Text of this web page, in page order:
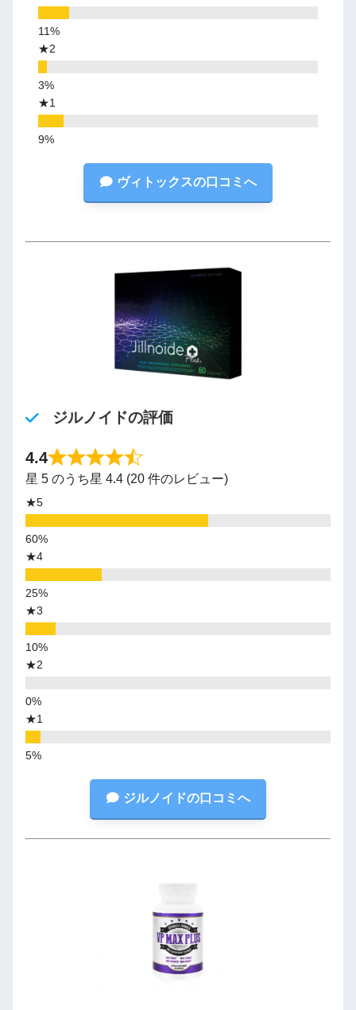
★2
★1
ヴィトックスの口コミへ
ジルノイドの評価
4.4
星 5 のうち星 4.4 (20 件のレビュー)
★5
★4
★3
★2
★1
ジルノイドの口コミへ